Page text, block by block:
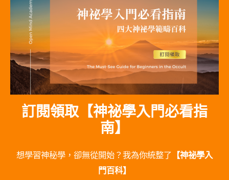
訂閱領取【神祕學入門必看指
南】
想學習神秘學，卻無從開始？我為你統整了 【神祕學入
門百科】